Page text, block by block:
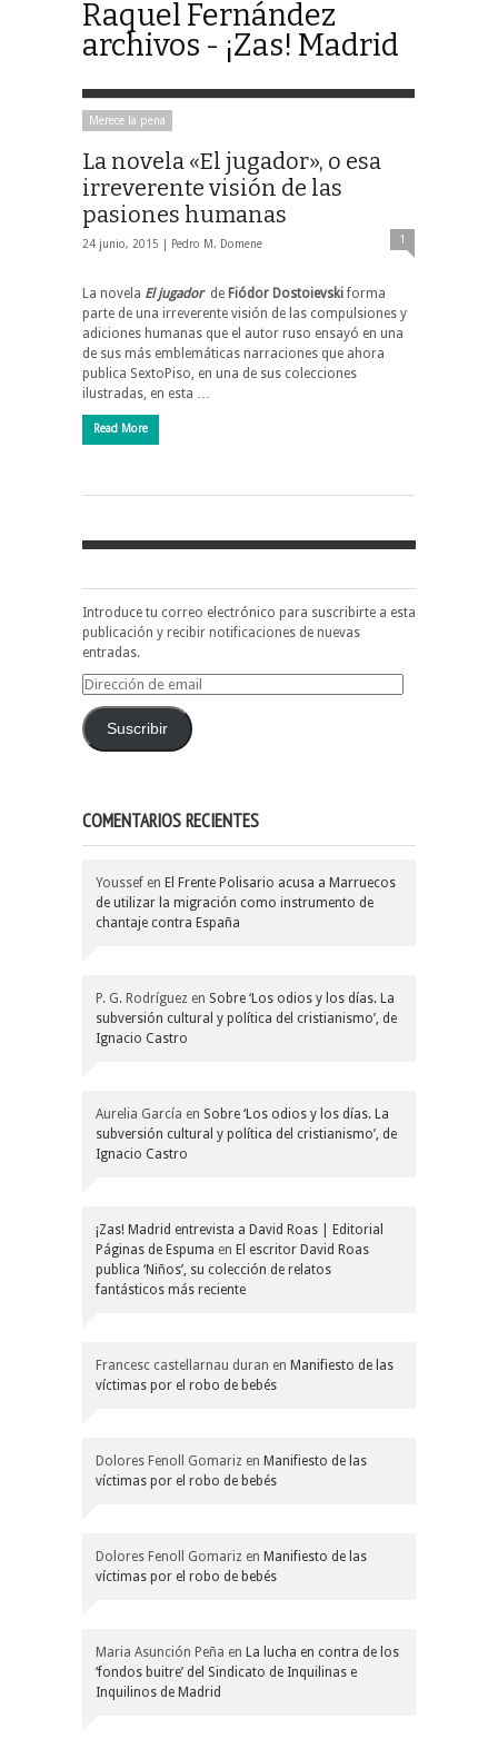
Raquel Fernández
archivos - ¡Zas! Madrid
Merece la pena
La novela «El jugador», o esa
irreverente visión de las
pasiones humanas
24 junio, 2015 | Pedro M. Domene 1
La novela El jugadorde Fiódor Dostoievskiforma
parte de una irreverente visión de las compulsiones y
adiciones humanas que el autor ruso ensayó en una
de sus más emblemáticas narraciones que ahora
publica SextoPiso, en una de sus colecciones
ilustradas, en esta …
Read More
Introduce tu correo electrónico para suscribirte a esta
publicación y recibir notificaciones de nuevas
entradas.
Dirección
emailSuscribir
COMENTARIOS RECIENTES
Youssef en El Frente Polisario acusa a Marruecos
de utilizar la migración como instrumento de
chantaje contra España
P. G. Rodríguez en Sobre ‘Los odios y los días. La
subversión cultural y política del cristianismo’, de
Ignacio Castro
Aurelia García en Sobre ‘Los odios y los días. La
subversión cultural y política del cristianismo’, de
Ignacio Castro
¡Zas! Madrid entrevista a David Roas | Editorial
Páginas de Espuma en El escritor David Roas
publica ‘Niños’, su colección de relatos
fantásticos más reciente
Francesc castellarnau duran en Manifiesto de las
víctimas por el robo de bebés
Dolores Fenoll Gomariz en Manifiesto de las
víctimas por el robo de bebés
Dolores Fenoll Gomariz en Manifiesto de las
víctimas por el robo de bebés
Maria Asunción Peña en La lucha en contra de los
‘fondos buitre’ del Sindicato de Inquilinas e
Inquilinos de Madrid